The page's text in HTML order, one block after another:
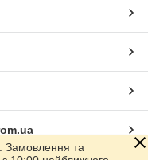
Замовлення та